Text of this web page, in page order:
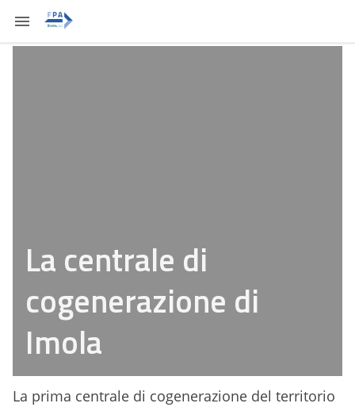
La centrale di
cogenerazione di
Imola
La prima centrale di cogenerazione del territorio